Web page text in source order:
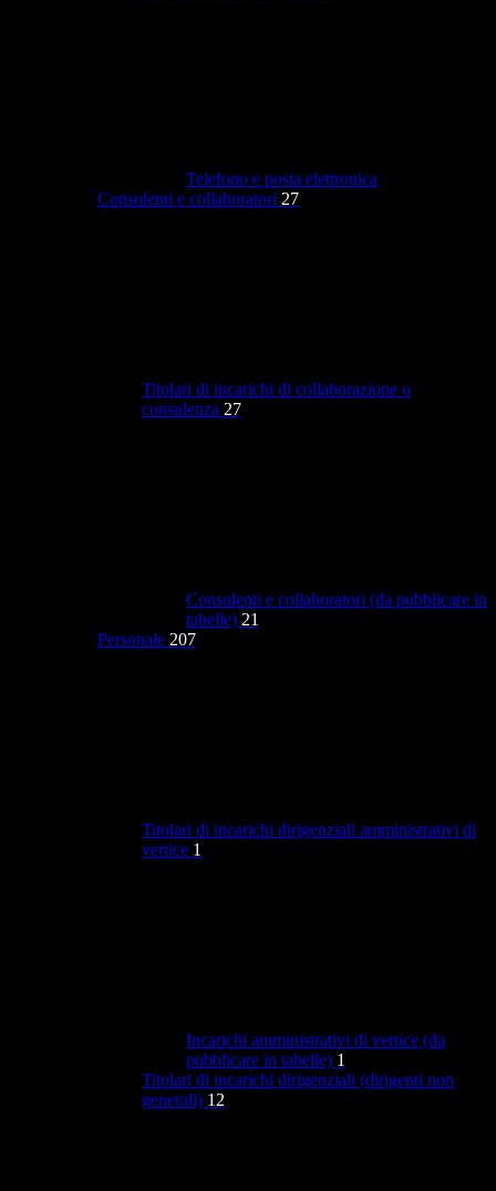
Telefono e posta elettronica
Consulenti e collaboratori 27
Titolari di incarichi di collaborazione o
consulenza 27
Consulenti e collaboratori (da pubblicare in
tabelle) 21
Personale 207
Titolari di incarichi dirigenziali amministrativi di
vertice 1
Incarichi amministrativi di vertice (da
pubblicare in tabelle) 1
Titolari di incarichi dirigenziali (dirigenti non
generali) 12